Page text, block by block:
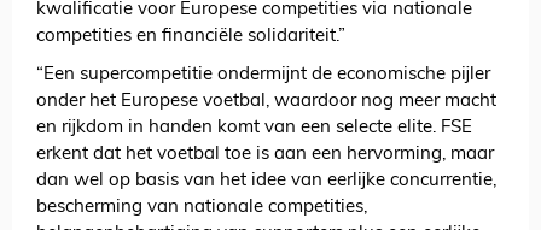
kwalificatie voor Europese competities via nationale
competities en financiële solidariteit.”
“Een supercompetitie ondermijnt de economische pijler
onder het Europese voetbal, waardoor nog meer macht
en rijkdom in handen komt van een selecte elite. FSE
erkent dat het voetbal toe is aan een hervorming, maar
dan wel op basis van het idee van eerlijke concurrentie,
bescherming van nationale competities,